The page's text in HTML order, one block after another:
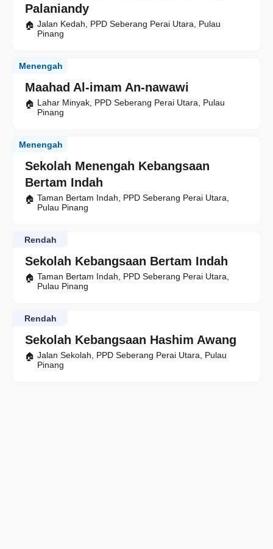
Palaniandy
Jalan Kedah, PPD Seberang Perai Utara, Pulau
Pinang
Maahad Al-imam An-nawawi
Menengah
Lahar Minyak, PPD Seberang Perai Utara, Pulau
Pinang
Sekolah Menengah Kebangsaan
Bertam Indah
Menengah
Taman Bertam Indah, PPD Seberang Perai Utara,
Pulau Pinang
Sekolah Kebangsaan Bertam Indah
Rendah
Taman Bertam Indah, PPD Seberang Perai Utara,
Pulau Pinang
Sekolah Kebangsaan Hashim Awang
Rendah
Jalan Sekolah, PPD Seberang Perai Utara, Pulau
Pinang